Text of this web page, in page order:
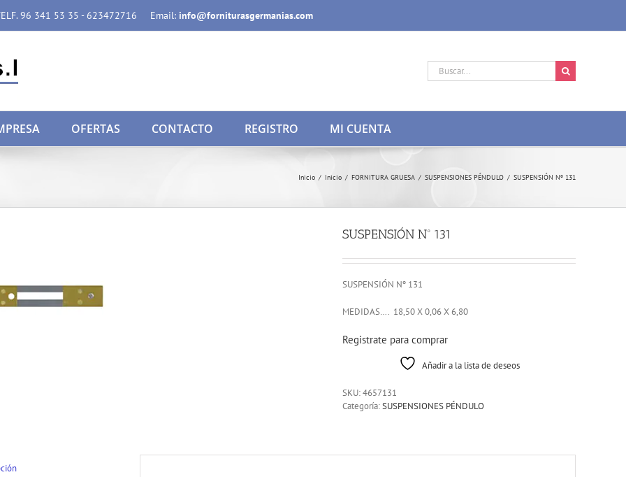
96 341 53 35 - 623472716 Email: info@forniturasgermanias.com
Buscar:
OFERTAS CONTACTO REGISTRO MI CUENTA
Inicio / Inicio / FORNITURA GRUESA / SUSPENSIONES PÉNDULO / SUSPENSIÓN Nº 131
SUSPENSIÓN Nº 131
SUSPENSIÓN Nº 131
MEDIDAS…. 18,50 X 0,06 X 6,80
Registrate para comprar
Añadir a la lista de deseos
SKU:4657131
Categoría:SUSPENSIONES PÉNDULO